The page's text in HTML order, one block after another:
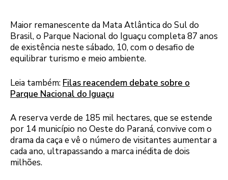
Maior remanescente da Mata Atlântica do Sul do
Brasil, o Parque Nacional do Iguaçu completa 87 anos
de existência neste sábado, 10, com o desafio de
equilibrar turismo e meio ambiente.
Leia também: Filas reacendem debate sobre o
Parque Nacional do Iguaçu
A reserva verde de 185 mil hectares, que se estende
por 14 município no Oeste do Paraná, convive com o
drama da caça e vê o número de visitantes aumentar a
cada ano, ultrapassando a marca inédita de dois
milhões.